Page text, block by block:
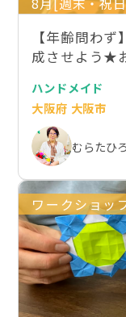
【年齢問わ
成させよう★
ハンドメイド
大阪府 大阪市
むらたひ
ワークショッ